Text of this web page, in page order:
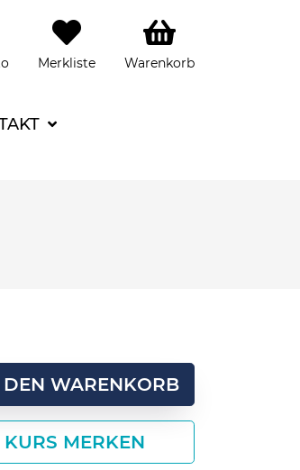
Merkliste Warenkorb
WARENKORB
KURS MERKEN